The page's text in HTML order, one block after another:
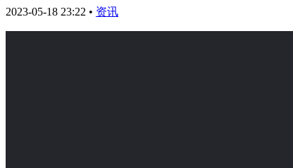
2023-05-18 23:22 • 资讯